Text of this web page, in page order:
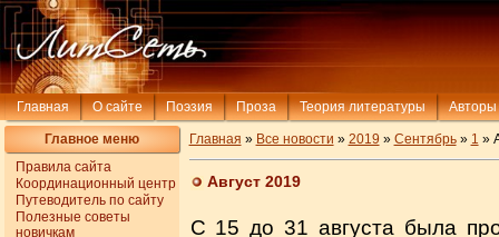
Главная О сайте Поэзия Проза Теория литературы Авторы
Главное меню
Правила сайта
Координационный центр
Путеводитель по сайту
Полезные советы
новичкам
Главная » Все новости » 2019 » Сентябрь » 1 »
Август 2019
С 15 до 31 августа была